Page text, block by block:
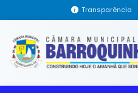
Transparência